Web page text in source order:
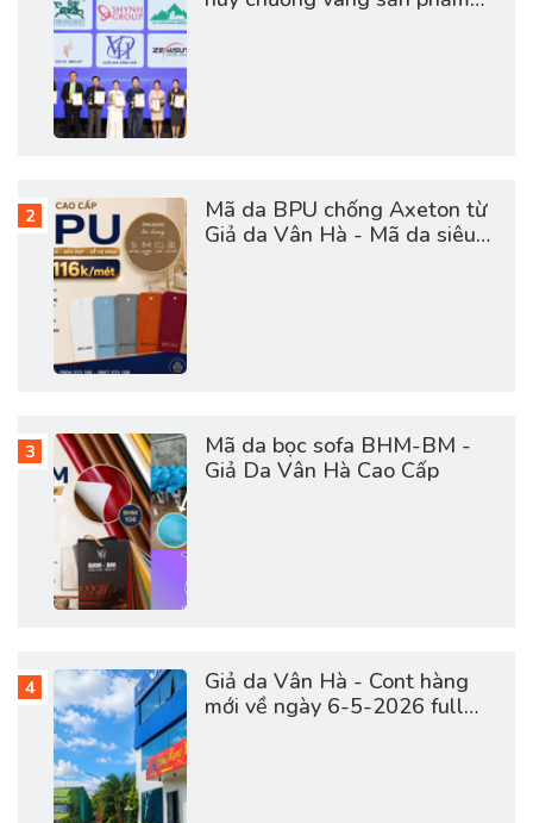
Mã da BPU chống Axeton từ
Giả da Vân Hà - Mã da siêu
Mã da bọc sofa BHM-BM -
Giả Da Vân Hà Cao Cấp
Giả da Vân Hà - Cont hàng
mới về ngày 6-5-2026 full